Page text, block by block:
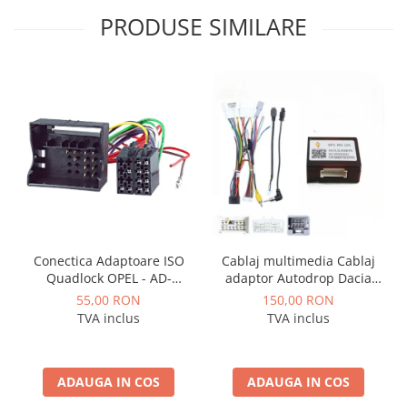
PRODUSE SIMILARE
Conectica Adaptoare ISO
Quadlock OPEL - AD-
ISOOPEL
55,00 RON
TVA inclus
ADAUGA IN COS
Cablaj multimedia Cablaj
adaptor Autodrop Dacia
Logan / Sandero pentru
Navigatii multimedia
150,00 RON
TVA inclus
ADAUGA IN COS